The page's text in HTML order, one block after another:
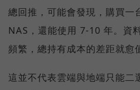
總回推，可能會發現，購買一
NAS，還能使用 7-10 年。資
頻繁，總持有成本的差距就愈
這並不代表雲端與地端只能二